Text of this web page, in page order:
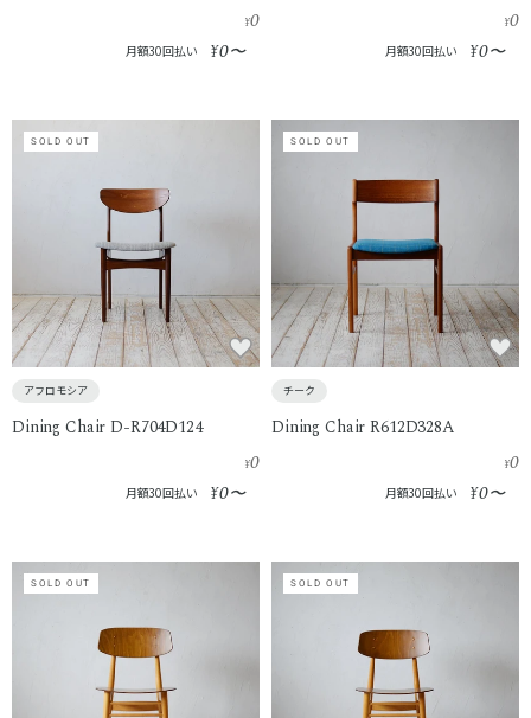
¥0
月額30回払い ¥0〜
¥0
月額30回払い ¥0〜
SOLD OUT
アフロモシア
Dining Chair D-R704D124
¥0
月額30回払い ¥0〜
SOLD OUT
チーク
Dining Chair R612D328A
¥0
月額30回払い ¥0〜
SOLD OUT SOLD OUT